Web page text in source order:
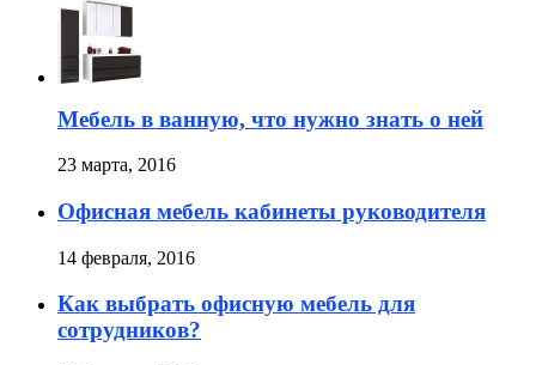
Мебель в ванную, что нужно знать о ней
23 марта, 2016
Офисная мебель кабинеты руководителя
14 февраля, 2016
Как выбрать офисную мебель для
сотрудников?